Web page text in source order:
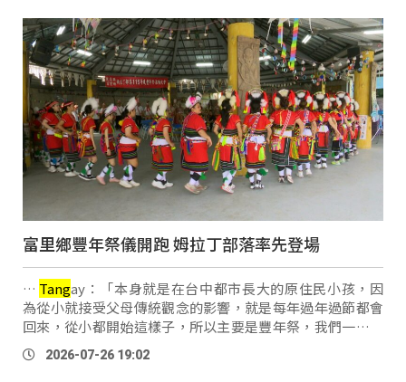
富里鄉豐年祭儀開跑 姆拉丁部落率先登場
… Tangay：「本身就是在台中都市長大的原住民小孩，因
為從小就接受父母傳統觀念的影響，就是每年過年過節都會
回來，從小都開始這樣子，所以主要是豐年祭，我們一定會
回來參加部落傳統的一些祭典。」 七、八月是花東地區原住
民族各部落最具文化 …
2026-07-26 19:02